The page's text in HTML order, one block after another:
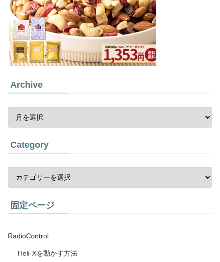
Archive
Category
固定ページ
RadioControl
Heli-Xを動かす方法